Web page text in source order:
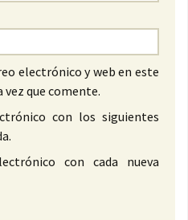
electrónico y web en este
que comente.
con los siguientes
con cada nueva